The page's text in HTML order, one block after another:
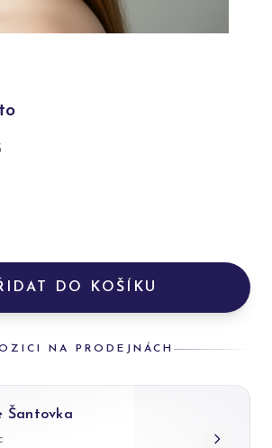
DO KOŠÍKU
NA PRODEJNÁCH
Šantovka